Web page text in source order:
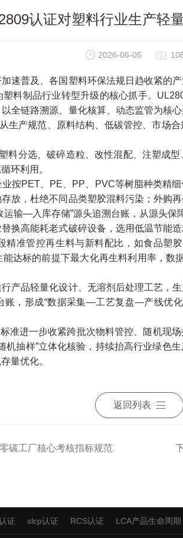
认证对塑料行业生产轻
2026-06-05
普及、各国塑料环保法规日趋收紧的产
料制品行业转型升级的核心抓手。
全链路溯源、量化核算、动态监管为核
生产规范、原料结构、低碳管控、市场
料分选、破碎造粒、改性混配、注塑成
环利用。
PET、PE、PP、PVC等树脂种类精细
放，杜绝不同品类塑胶混料污染；外购
输—入库存储”源头追溯台账，从源头保
高能耗老式破碎设备，选用低温节能
精准管控再生料与新料配比，如食品塑
达标的前提下最大化再生料利用率，数
品轻量化设计、无溶剂后处理工艺，
账，形成“数据采集—工艺复盘—产线优
进一步收紧跨批次物料管控、随机现场
机抽样”立体化核验，持续抬高行业绿色
量优化。
返回列表
碳工厂核心考核指标规范
证 slcp认证 RCS认证 LCA产品生命周期